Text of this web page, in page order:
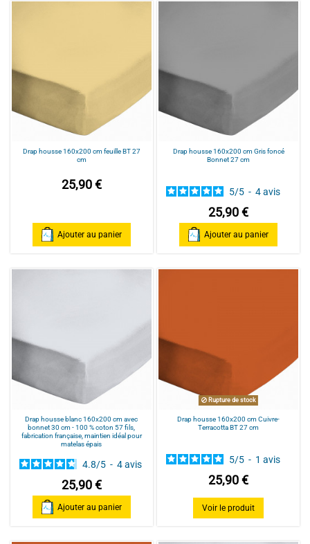
Drap housse 160x200 cm feuille BT 27
cm
25,90 €
Ajouter au panier
Drap housse 160x200 cm Gris foncé
Bonnet 27 cm
5/5 - 4avis
25,90 €
Ajouter au panier
Drap housse blanc 160x200 cm avec
bonnet 30 cm - 100 % coton 57 fils,
fabrication française, maintien idéal pour
matelas épais
4.8/5 - 4avis
25,90 €
Ajouter au panier
Rupture de stock
Drap housse 160x200 cm Cuivre-
Terracotta BT 27 cm
5/5 - 1avis
25,90 €
Voir le produit